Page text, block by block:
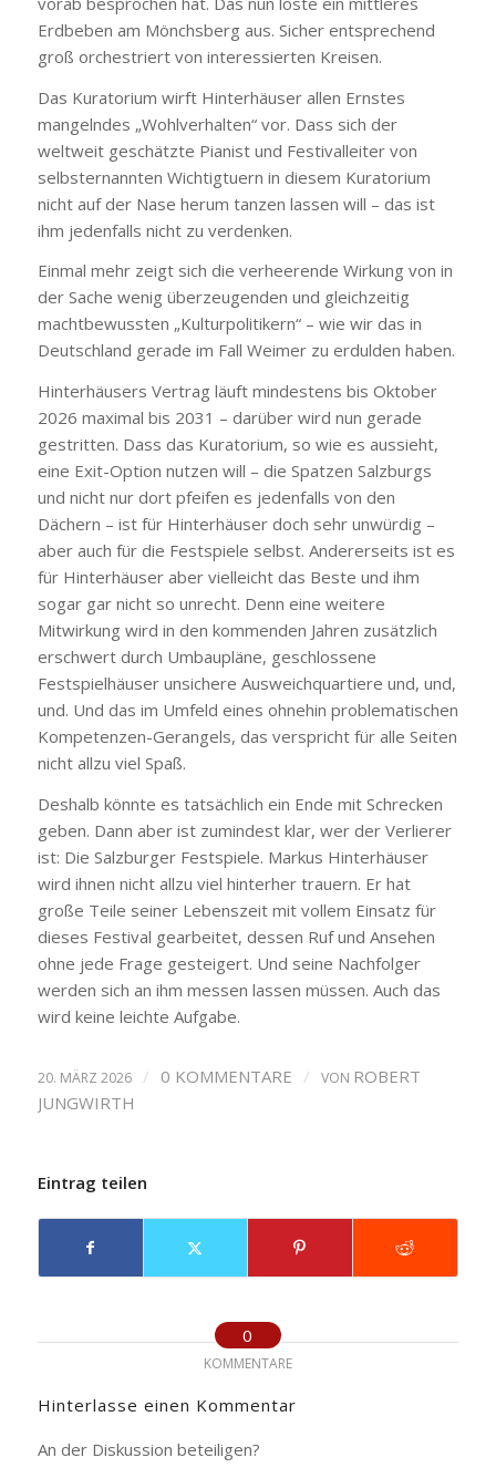
Erdbeben am Mönchsberg aus. Sicher entsprechend
groß orchestriert von interessierten Kreisen.
Das Kuratorium wirft Hinterhäuser allen Ernstes
mangelndes „Wohlverhalten“ vor. Dass sich der
weltweit geschätzte Pianist und Festivalleiter von
selbsternannten Wichtigtuern in diesem Kuratorium
nicht auf der Nase herum tanzen lassen will – das ist
ihm jedenfalls nicht zu verdenken.
Einmal mehr zeigt sich die verheerende Wirkung von in
der Sache wenig überzeugenden und gleichzeitig
machtbewussten „Kulturpolitikern“ – wie wir das in
Deutschland gerade im Fall Weimer zu erdulden haben.
Hinterhäusers Vertrag läuft mindestens bis Oktober
2026 maximal bis 2031 – darüber wird nun gerade
gestritten. Dass das Kuratorium, so wie es aussieht,
eine Exit-Option nutzen will – die Spatzen Salzburgs
und nicht nur dort pfeifen es jedenfalls von den
Dächern – ist für Hinterhäuser doch sehr unwürdig –
aber auch für die Festspiele selbst. Andererseits ist es
für Hinterhäuser aber vielleicht das Beste und ihm
sogar gar nicht so unrecht. Denn eine weitere
Mitwirkung wird in den kommenden Jahren zusätzlich
erschwert durch Umbaupläne, geschlossene
Festspielhäuser unsichere Ausweichquartiere und, und,
und. Und das im Umfeld eines ohnehin problematischen
Kompetenzen-Gerangels, das verspricht für alle Seiten
nicht allzu viel Spaß.
Deshalb könnte es tatsächlich ein Ende mit Schrecken
geben. Dann aber ist zumindest klar, wer der Verlierer
ist: Die Salzburger Festspiele. Markus Hinterhäuser
wird ihnen nicht allzu viel hinterher trauern. Er hat
große Teile seiner Lebenszeit mit vollem Einsatz für
dieses Festival gearbeitet, dessen Ruf und Ansehen
ohne jede Frage gesteigert. Und seine Nachfolger
werden sich an ihm messen lassen müssen. Auch das
wird keine leichte Aufgabe.
20. MÄRZ 2026 / 0 KOMMENTARE / VON ROBERT
JUNGWIRTH
Eintrag teilen
0
KOMMENTARE
Hinterlasse einen Kommentar
An der Diskussion beteiligen?